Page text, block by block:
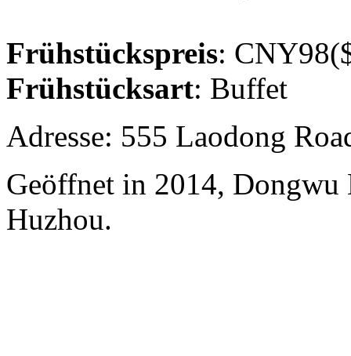
Frühstückspreis:
Frühstücksart: Buffet
Adresse: 555 Laodong
Geöffnet in 2014,
Huzhou.